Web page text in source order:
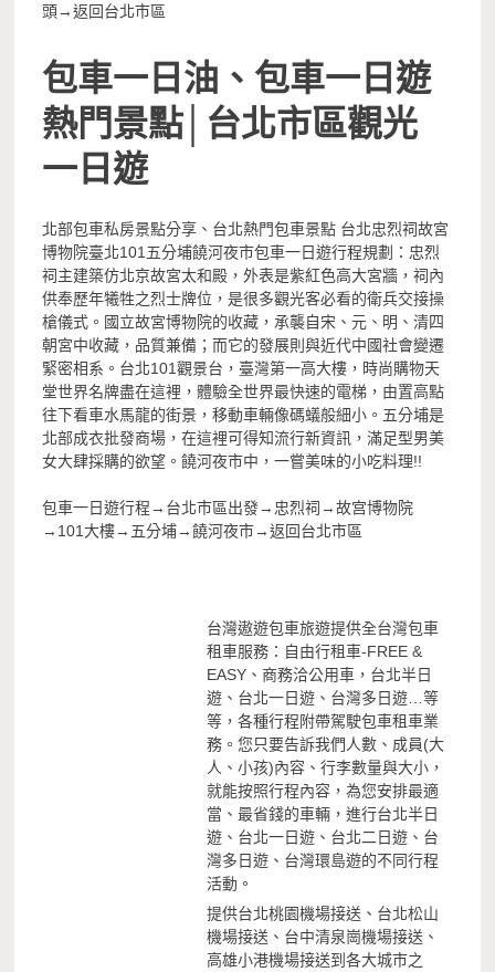
頭→返回台北市區
包車一日油、包車一日遊
熱門景點│台北市區觀光
一日遊
北部包車私房景點分享、台北熱門包車景點 台北忠烈祠故宮
博物院臺北101五分埔饒河夜市包車一日遊行程規劃：忠烈
祠主建築仿北京故宮太和殿，外表是紫紅色高大宮牆，祠內
供奉歷年犧牲之烈士牌位，是很多觀光客必看的衛兵交接操
槍儀式。國立故宮博物院的收藏，承襲自宋、元、明、清四
朝宮中收藏，品質兼備；而它的發展則與近代中國社會變遷
緊密相系。台北101觀景台，臺灣第一高大樓，時尚購物天
堂世界名牌盡在這裡，體驗全世界最快速的電梯，由置高點
往下看車水馬龍的街景，移動車輛像碼蟻般細小。五分埔是
北部成衣批發商場，在這裡可得知流行新資訊，滿足型男美
女大肆採購的欲望。饒河夜市中，一嘗美味的小吃料理!!
包車一日遊行程→台北市區出發→忠烈祠→故宫博物院
→101大樓→五分埔→饒河夜市→返回台北市區
台灣遨遊包車旅遊提供全台灣包車
租車服務：自由行租車-FREE &
EASY、商務洽公用車，台北半日
遊、台北一日遊、台灣多日遊…等
等，各種行程附帶駕駛包車租車業
務。您只要告訴我們人數、成員(大
人、小孩)內容、行李數量與大小，
就能按照行程內容，為您安排最適
當、最省錢的車輛，進行台北半日
遊、台北一日遊、台北二日遊、台
灣多日遊、台灣環島遊的不同行程
活動。
提供台北桃園機場接送、台北松山
機場接送、台中清泉崗機場接送、
高雄小港機場接送到各大城市之